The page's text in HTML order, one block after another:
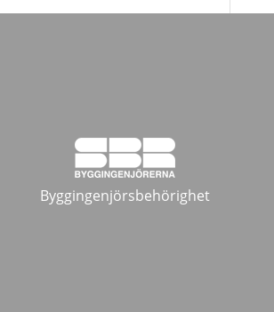
Byggingenjörsbehörighet